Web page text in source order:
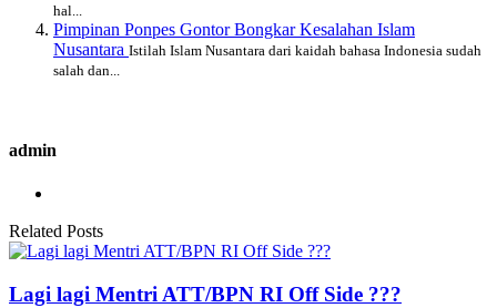
hal...
Pimpinan Ponpes Gontor Bongkar Kesalahan Islam
Nusantara Istilah Islam Nusantara dari kaidah bahasa Indonesia sudah
salah dan...
admin
Related Posts
Lagi lagi Mentri ATT/BPN RI Off Side ???